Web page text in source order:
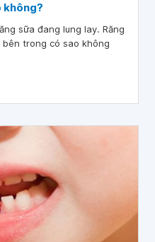
không?
sữa đang lung lay. Răng
trong có sao không